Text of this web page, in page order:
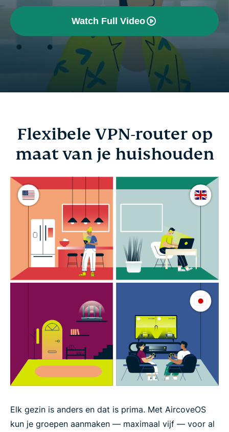
Watch Full Video
Flexibele VPN-router op
maat van je huishouden
Elk gezin is anders en dat is prima. Met AircoveOS
kun je groepen aanmaken — maximaal vijf — voor al